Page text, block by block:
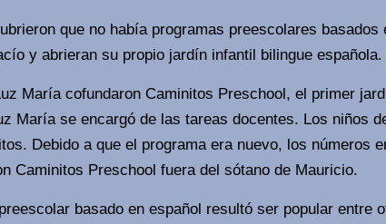
que no había programas preescolares
y abrieran su propio jardín infantil bilingue
María cofundaron Caminitos Preschool, el primer
María se encargó de las tareas docentes. Los niños
Debido a que el programa era nuevo, los números
Caminitos Preschool fuera del sótano de Mauricio.
basado en español resultó ser popular entre